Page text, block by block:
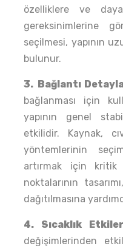
özelliklere ve
gereksinimlerine
seçilmesi, yapının
bulunur.
3. Bağlantı
bağlanması için
yapının genel
etkilidir. Kaynak,
yöntemlerinin
artırmak için kritik
noktalarının
dağıtılmasına
4. Sıcaklık
değişimlerinden